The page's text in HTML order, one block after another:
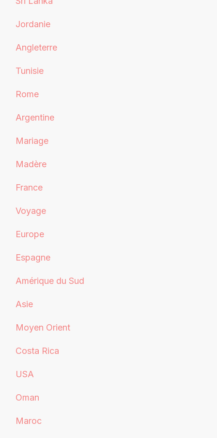
Jordanie
Angleterre
Tunisie
Rome
Argentine
Mariage
Madère
France
Voyage
Europe
Espagne
Amérique du Sud
Asie
Moyen Orient
Costa Rica
USA
Oman
Maroc